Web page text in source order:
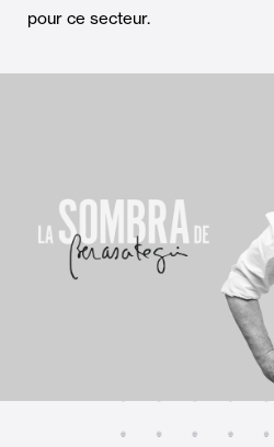
pour ce secteur.